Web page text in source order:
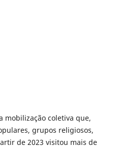
mobilização coletiva que,
grupos religiosos,
de 2023 visitou mais de